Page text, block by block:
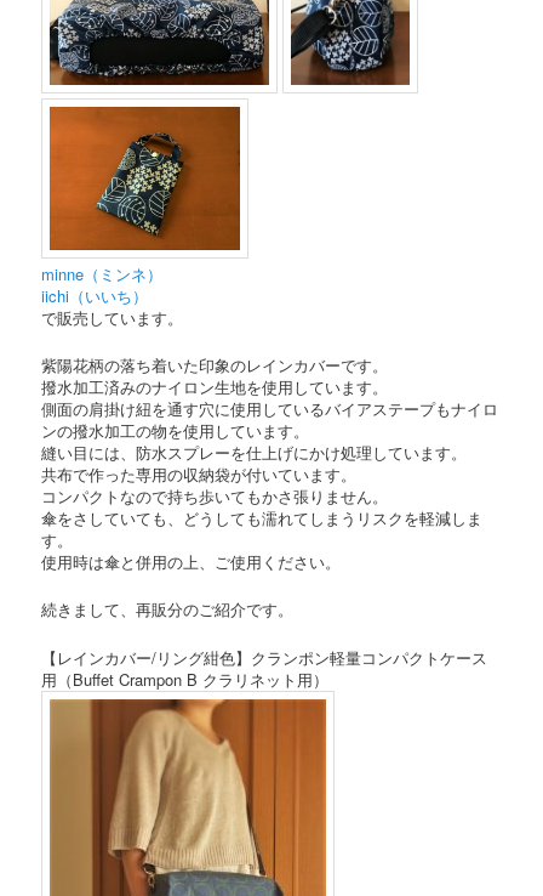
minne（ミンネ）
iichi（いいち）
で販売しています。
紫陽花柄の落ち着いた印象のレインカバーです。
撥水加工済みのナイロン生地を使用しています。
側面の肩掛け紐を通す穴に使用しているバイアステープもナイロ
ンの撥水加工の物を使用しています。
縫い目には、防水スプレーを仕上げにかけ処理しています。
共布で作った専用の収納袋が付いています。
コンパクトなので持ち歩いてもかさ張りません。
傘をさしていても、どうしても濡れてしまうリスクを軽減しま
す。
使用時は傘と併用の上、ご使用ください。
続きまして、再販分のご紹介です。
【レインカバー/リング紺色】クランポン軽量コンパクトケース
用（Buffet Crampon B クラリネット用）